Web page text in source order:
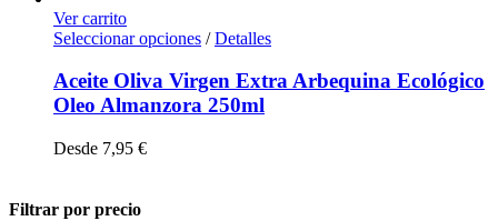
Ver carrito
Seleccionar opciones / Detalles
Aceite Oliva Virgen Extra Arbequina Ecológico
Oleo Almanzora 250ml
Desde 7,95 €
Filtrar por precio